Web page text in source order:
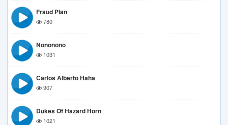
Fraud Plan
780
Nononono
1031
Carlos Alberto Haha
907
Dukes Of Hazard Horn
1021